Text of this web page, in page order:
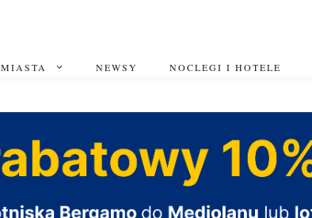
MIASTA NEWSY NOCLEGI I HOTELE